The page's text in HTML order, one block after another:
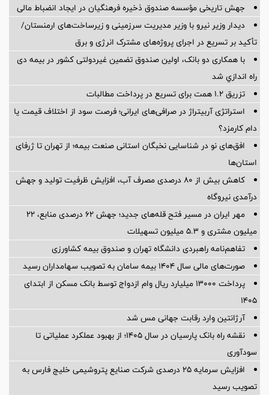
جهش تاریخی مؤسسه صندوق ذخیره فرهنگیان در ایجاد انضباط مالی
دیدار وزیر نیرو با وزیر مدیریت سرزمینی و زیرساخت‌های ارمنستان/
تأکید بر تسریع در اجرای پروژه‌های مشترک انرژی و برق
با همکاری دو بانک، اولین صندوق تضمین غیردولتی کشور در بیمه دی
راه اندازي شد
تزریق ۱.۲ همت برای تسریع در پرداخت مطالبات
استراتژی آربیتراژ در صرافی‌های ایرانی؛ فرصت سود از اختلاف قیمت یا
دام کارمزد؟
افق‌های نو در شناسایی نخبگان استانی صنعت بیمه؛ از تهران تا ژرفای
استان‌ها
کاهش بیش از ۸۰ درصدی مصرف آب، افزایش ظرفیت تولید و جهش
درآمدی نیروگاه
مهر ایران در مسیر فتح قله‌های جدید؛ جهش ۶۲ درصدی منابع، ۲۲
میلیون مشتری و ۵.۳ میلیون تسهیلات
تفاهم‌نامه راهبردی دانشگاه تهران و صندوق بیمه كشاورزی
صورت‌های مالی سال ۱۴۰۴ بیمه سامان به تصویب سهامداران رسید
پرداخت ۱۳۰۰۰ میلیارد ریال وام ازدواج توسط بانک مسکن از ابتدای
۱۴۰۵
آرژانتین وارد رقابت جهانی مس شد
نقشه راه بانک پارسیان در سال ۱۴۰۵؛ از بهبود عملکرد عملیاتی تا
سودآوری
افزایش سرمایه ۲۵ درصدی شرکت صنایع پتروشیمی خلیج فارس به
تصویب رسید